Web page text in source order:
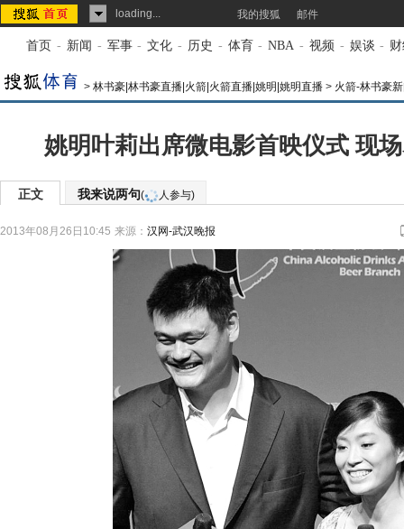
loading... 我的搜狐 邮件
首页 - 新闻 - 军事 - 文化 - 历史 - 体育 - NBA - 视频 - 娱谈 -
> 林书豪|林书豪直播|火箭|火箭直播|姚明|姚明直播 > 火箭-林书豪
姚明叶莉出席微电影首映仪式 现
正文 我来说两句( 人参与)
2013年08月26日10:45 来源： 汉网-武汉晚报